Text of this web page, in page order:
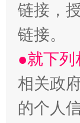
链接，
链接。
●就下
相关政
的个人